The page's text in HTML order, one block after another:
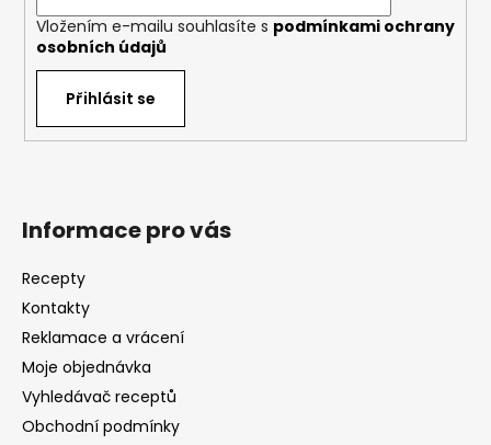
Vložením e-mailu souhlasíte s podmínkami ochrany
osobních údajů
Přihlásit se
Informace pro vás
Recepty
Kontakty
Reklamace a vrácení
Moje objednávka
Vyhledávač receptů
Obchodní podmínky